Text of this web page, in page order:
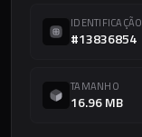
IDENTIFICAÇÃO
#13836854
TAMANHO
16.96 MB